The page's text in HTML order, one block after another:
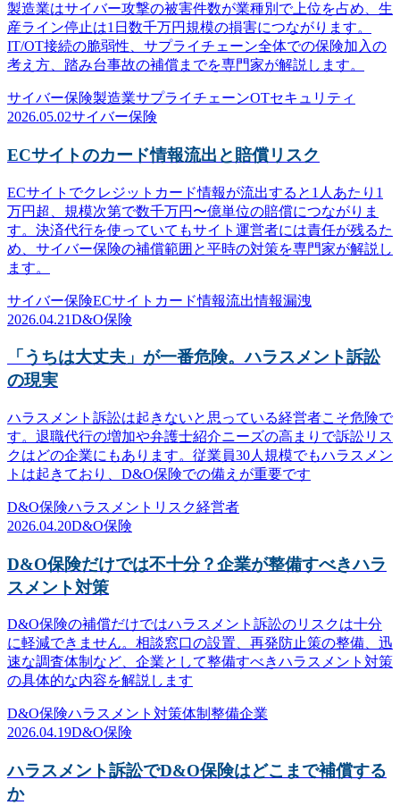
製造業はサイバー攻撃の被害件数が業種別で上位を占め、生
産ライン停止は1日数千万円規模の損害につながります。
IT/OT接続の脆弱性、サプライチェーン全体での保険加入の
考え方、踏み台事故の補償までを専門家が解説します。
サイバー保険製造業サプライチェーンOTセキュリティ
2026.05.02サイバー保険
ECサイトのカード情報流出と賠償リスク
ECサイトでクレジットカード情報が流出すると1人あたり1
万円超、規模次第で数千万円〜億単位の賠償につながりま
す。決済代行を使っていてもサイト運営者には責任が残るた
め、サイバー保険の補償範囲と平時の対策を専門家が解説し
ます。
サイバー保険ECサイト カード情報流出情報漏洩
2026.04.21D&O保険
「うちは大丈夫」が一番危険。ハラスメント訴訟
の現実
ハラスメント訴訟は起きないと思っている経営者こそ危険で
す。退職代行の増加や弁護士紹介ニーズの高まりで訴訟リス
クはどの企業にもあります。従業員30人規模でもハラスメン
トは起きており、D&O保険での備えが重要です
D&O保険ハラスメント リスク経営者
2026.04.20D&O保険
D&O保険だけでは不十分？企業が整備すべきハラ
スメント対策
D&O保険の補償だけではハラスメント訴訟のリスクは十分
に軽減できません。相談窓口の設置、再発防止策の整備、迅
速な調査体制など、企業として整備すべきハラスメント対策
の具体的な内容を解説します
D&O保険ハラスメント対策体制整備企業
2026.04.19D&O保険
ハラスメント訴訟でD&O保険はどこまで補償する
か